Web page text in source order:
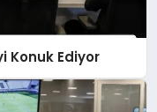
Konuk Ediyor